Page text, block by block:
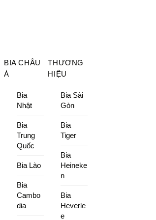
BIA CHÂU
Á
Bia
Nhật
Bia
Trung
Quốc
Bia Lào
Bia
Cambo
dia
THƯƠNG
HIỆU
Bia Sài
Gòn
Bia
Tiger
Bia
Heineke
n
Bia
Heverle
e